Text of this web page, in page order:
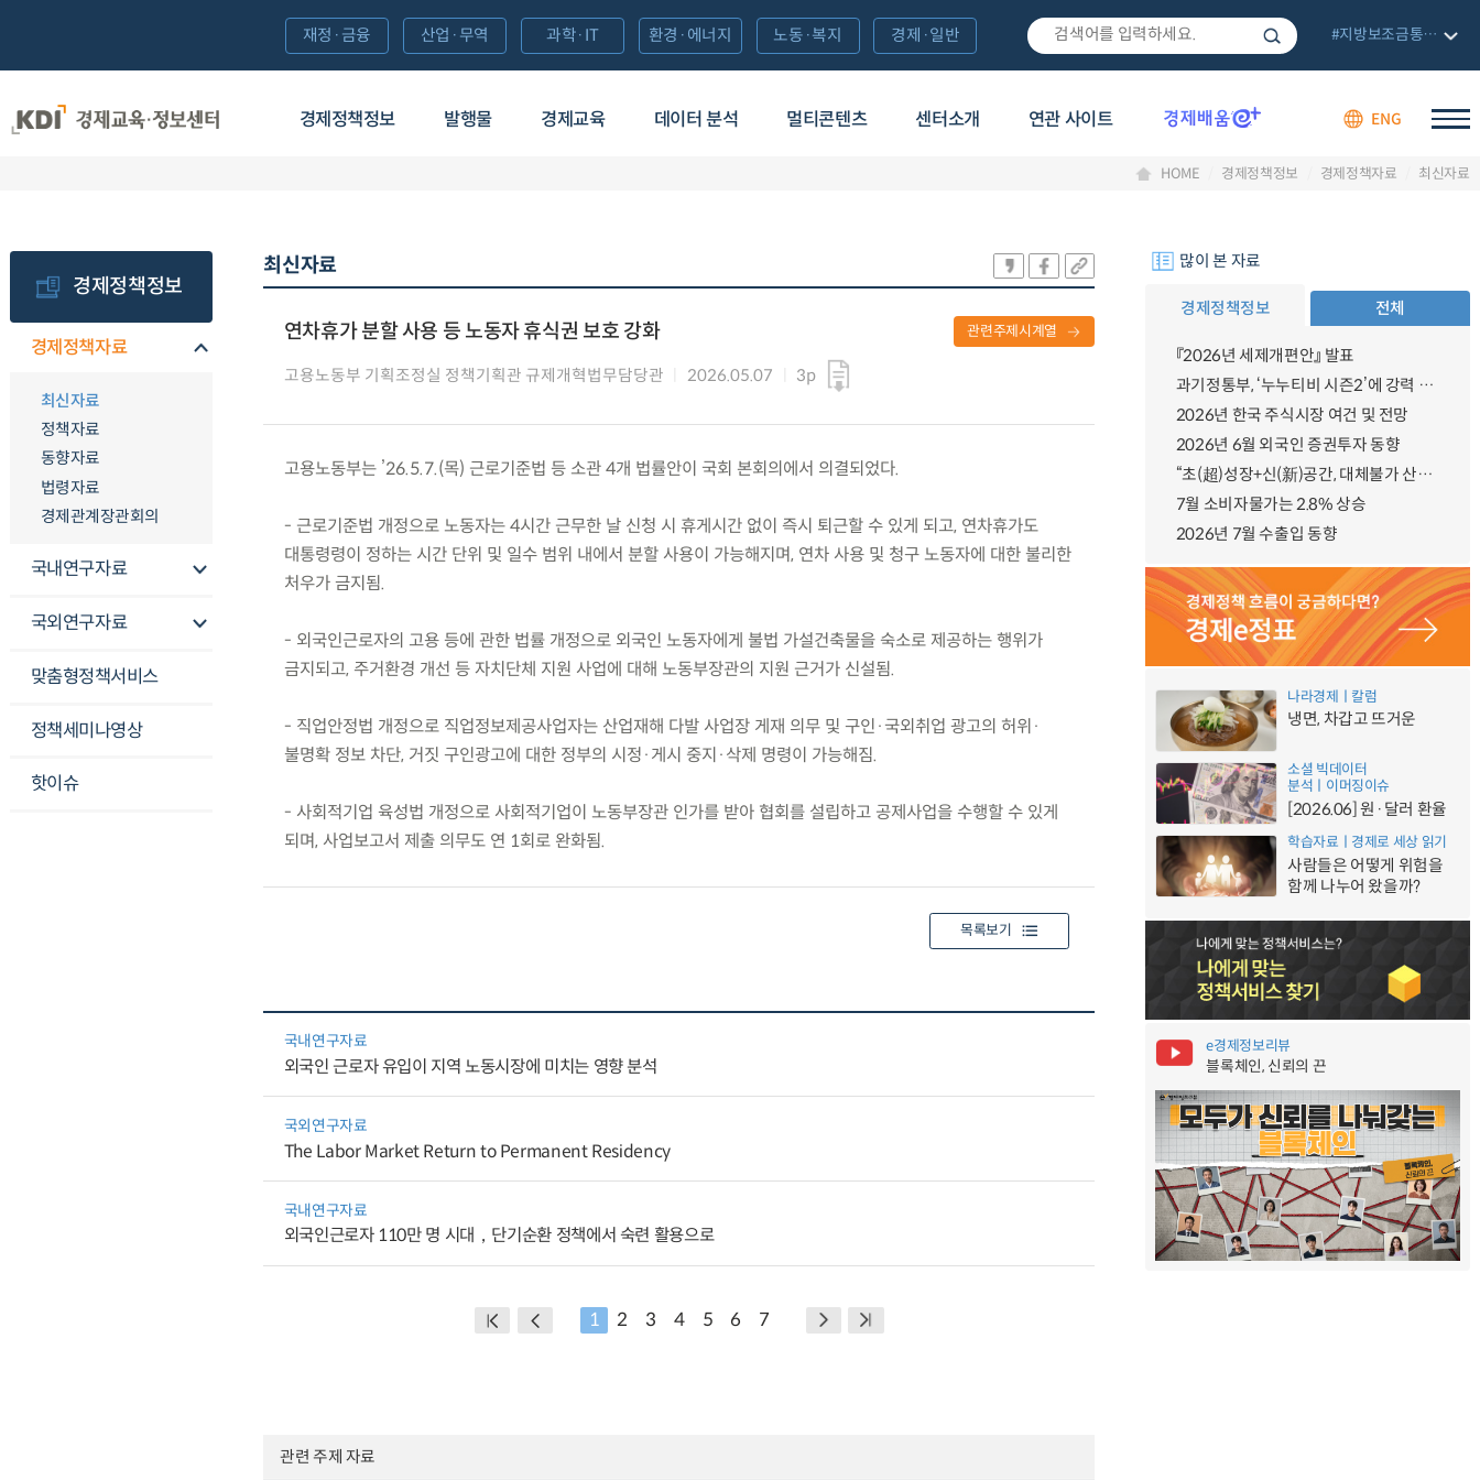
경제정책정보 발행물 경제교육 데이터 분석 멀티콘텐츠 센터소개 연관 사이트 ENG
재정·금융 산업·무역 과학·IT 환경·에너지 노동·복지 경제·일반 #지방보조금통합관리망
HOME 경제정책정보 경제정책자료 최신자료
경제정책정보
경제정책자료
최신자료
정책자료
동향자료
법령자료
경제관계장관회의
국내연구자료
국외연구자료
맞춤형정책서비스
정책세미나영상
핫이슈
최신자료
연차휴가 분할 사용 등 노동자 휴식권 보호 강화
고용노동부 기획조정실 정책기획관 규제개혁법무담당관 2026.05.07 3p
관련주제시계열
고용노동부는 ’26.5.7.(목) 근로기준법 등 소관 4개 법률안이 국회 본회의에서 의결되었다.
- 근로기준법 개정으로 노동자는 4시간 근무한 날 신청 시 휴게시간 없이 즉시 퇴근할 수 있게 되고, 연차휴가도
대통령령이 정하는 시간 단위 및 일수 범위 내에서 분할 사용이 가능해지며, 연차 사용 및 청구 노동자에 대한 불리한
처우가 금지됨.
- 외국인근로자의 고용 등에 관한 법률 개정으로 외국인 노동자에게 불법 가설건축물을 숙소로 제공하는 행위가
금지되고, 주거환경 개선 등 자치단체 지원 사업에 대해 노동부장관의 지원 근거가 신설됨.
- 직업안정법 개정으로 직업정보제공사업자는 산업재해 다발 사업장 게재 의무 및 구인·국외취업 광고의 허위·
불명확 정보 차단, 거짓 구인광고에 대한 정부의 시정·게시 중지·삭제 명령이 가능해짐.
- 사회적기업 육성법 개정으로 사회적기업이 노동부장관 인가를 받아 협회를 설립하고 공제사업을 수행할 수 있게
되며, 사업보고서 제출 의무도 연 1회로 완화됨.
목록보기
국내연구자료
외국인 근로자 유입이 지역 노동시장에 미치는 영향 분석
국외연구자료
The Labor Market Return to Permanent Residency
국내연구자료
외국인근로자 110만 명 시대，단기순환 정책에서 숙련 활용으로
1 2 3 4 5 6 7
관련 주제 자료
많이 본 자료
경제정책정보 전체
『2026년 세제개편안』 발표
과기정통부, ‘누누티비 시즌2’에 강력 대응 의지 밝혀
2026년 한국 주식시장 여건 및 전망
2026년 6월 외국인 증권투자 동향
“초(超)성장+신(新)공간, 대체불가 산업강국”
7월 소비자물가는 2.8% 상승
2026년 7월 수출입 동향
나라경제ㅣ칼럼
냉면, 차갑고 뜨거운
소셜 빅데이터
분석ㅣ이머징이슈
[2026.06] 원·달러 환율
학습자료ㅣ경제로 세상 읽기
사람들은 어떻게 위험을
함께 나누어 왔을까?
e경제정보리뷰
블록체인, 신뢰의 끈